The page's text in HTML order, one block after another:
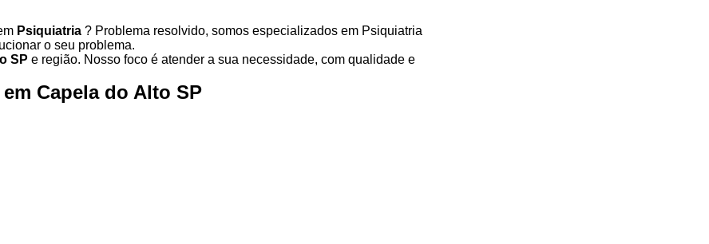
Psiquiatria ? Problema resolvido, somos especializados em Psiquiatria
o seu problema.
SP e região. Nosso foco é atender a sua necessidade, com qualidade e
Capela do Alto SP